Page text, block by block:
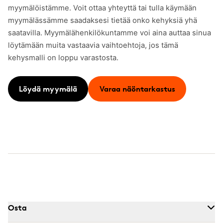
myymälöistämme. Voit ottaa yhteyttä tai tulla käymään
myymälässämme saadaksesi tietää onko kehyksiä yhä
saatavilla. Myymälähenkilökuntamme voi aina auttaa sinua
löytämään muita vastaavia vaihtoehtoja, jos tämä
kehysmalli on loppu varastosta.
Löydä myymälä Varaa näöntarkastus
Osta